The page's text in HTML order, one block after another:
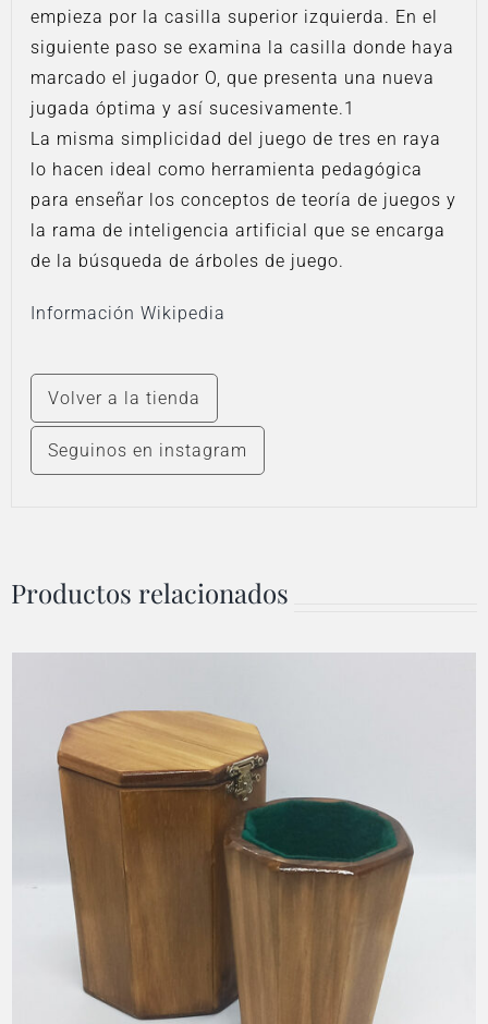
empieza por la casilla superior izquierda. En el
siguiente paso se examina la casilla donde haya
marcado el jugador O, que presenta una nueva
jugada óptima y así sucesivamente.1​
La misma simplicidad del juego de tres en raya
lo hacen ideal como herramienta pedagógica
para enseñar los conceptos de teoría de juegos y
la rama de inteligencia artificial que se encarga
de la búsqueda de árboles de juego.
Información Wikipedia
Volver a la tienda
Seguinos en instagram
Productos relacionados